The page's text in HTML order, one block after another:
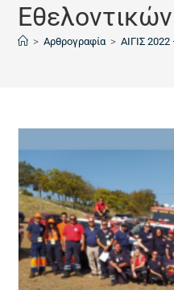
> Αρθρογραφία > ΑΙΓΙΣ